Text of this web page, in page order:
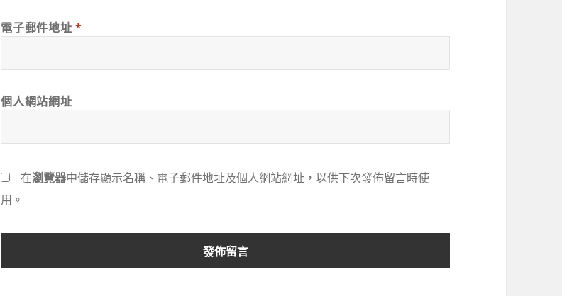
電子郵件地址 *
個人網站網址
在瀏覽器中儲存顯示名稱、電子郵件地址及個人網站網址，以供下次發佈留言時使
用。